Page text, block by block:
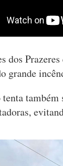
dos
grande
também